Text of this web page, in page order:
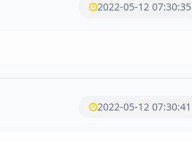
2022-05-12 07:30:35
2022-05-12 07:30:41